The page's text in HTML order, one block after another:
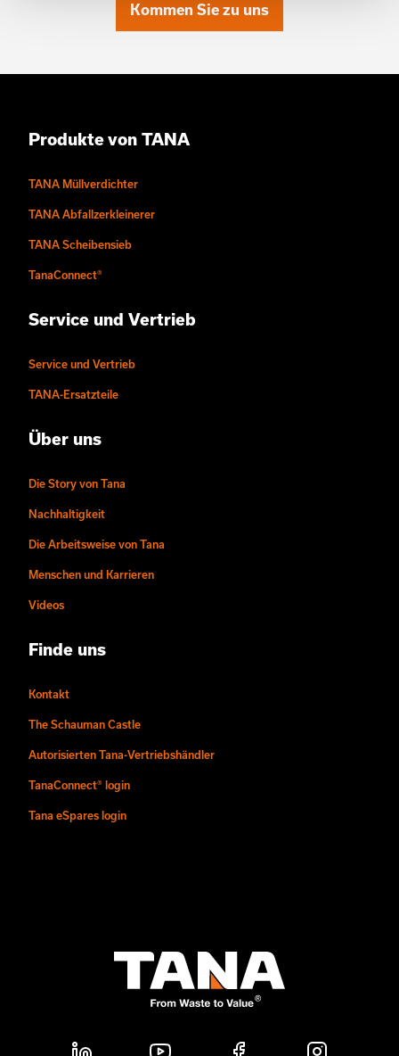
Kommen Sie zu uns
Produkte von TANA
TANA Müllverdichter
TANA Abfallzerkleinerer
TANA Scheibensieb
TanaConnect®
Service und Vertrieb
Service und Vertrieb
TANA-Ersatzteile
Über uns
Die Story von Tana
Nachhaltigkeit
Die Arbeitsweise von Tana
Menschen und Karrieren
Videos
Finde uns
Kontakt
The Schauman Castle
Autorisierten Tana-Vertriebshändler
TanaConnect® login
Tana eSpares login